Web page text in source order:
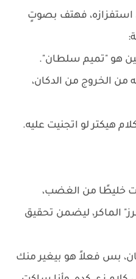
استفزازه، فهتف بصوتٍ
مين هو "تميم سلطان".
من الخروج من الدكان،
هيكتر لو اتجنيت عليه.
خليطًا من الغضب،
الماكر، ليضمن تحقيق
بس فعلاً هو بيغير منك